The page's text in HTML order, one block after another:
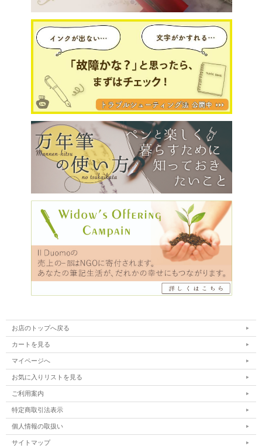
お店のトップへ戻る
カートを見る
マイページへ
お気に入りリストを見る
ご利用案内
特定商取引法表示
個人情報の取扱い
サイトマップ